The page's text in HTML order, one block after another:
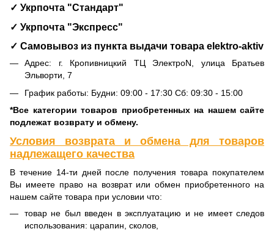
✓ Укрпочта "Стандарт"
✓ Укрпочта "Экспресс"
✓ Самовывоз из пункта выдачи товара elektro-aktiv
Адрес: г. Кропивницкий ТЦ ЭлектроN, улица Братьев
Эльворти, 7
График работы: Будни: 09:00 - 17:30 Сб: 09:30 - 15:00
*Все категории товаров приобретенных на нашем сайте
подлежат возврату и обмену.
Условия возврата и обмена для товаров
надлежащего качества
В течение 14-ти дней после получения товара покупателем
Вы имеете право на возврат или обмен приобретенного на
нашем сайте товара при условии что:
товар не был введен в эксплуатацию и не имеет следов
использования: царапин, сколов,